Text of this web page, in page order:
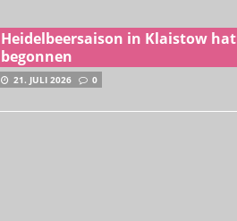
Heidelbeersaison in Klaistow hat
begonnen
21. JULI 2026 0